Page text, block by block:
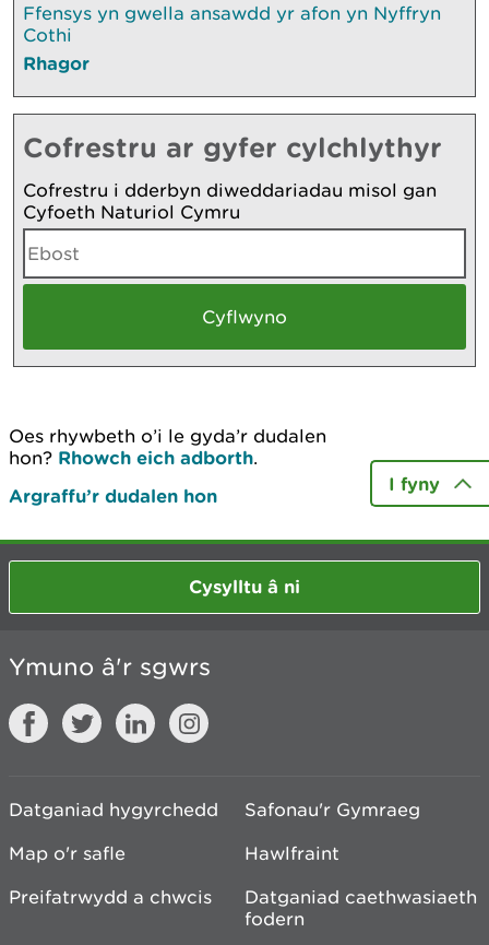
Ffensys yn gwella ansawdd yr afon yn Nyffryn
Cothi
Rhagor
Cofrestru ar gyfer cylchlythyr
Cofrestru i dderbyn diweddariadau misol gan
Cyfoeth Naturiol Cymru
Oes rhywbeth o’i le gyda’r dudalen
hon? Rhowch eich adborth.
Argraffu’r dudalen hon
I fyny
Cysylltu â ni
Ymuno â'r sgwrs
Datganiad hygyrchedd
Safonau'r Gymraeg
Map o'r safle
Hawlfraint
Preifatrwydd a chwcis
Datganiad caethwasiaeth
fodern